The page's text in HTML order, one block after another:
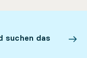
suchen das